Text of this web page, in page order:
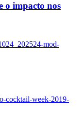
o impacto nos
mod-
cocktail-week-2019-